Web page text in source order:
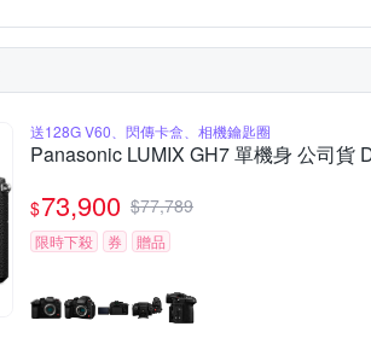
送128G V60、閃傳卡盒、相機鑰匙圈
Panasonic LUMIX GH7 單機身 公司貨
$73,900 $77,789
限時下殺 券 贈品